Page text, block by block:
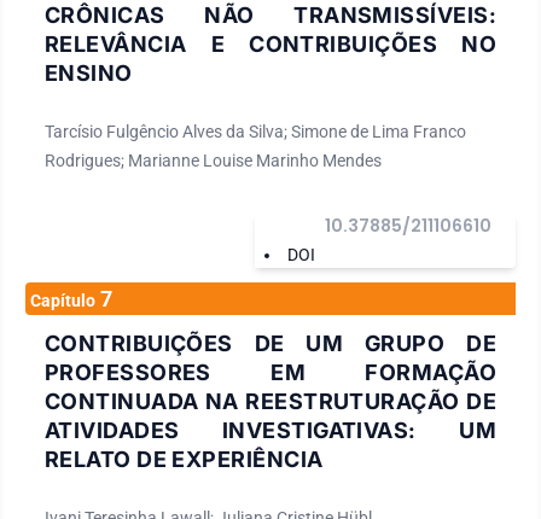
CRÔNICAS NÃO TRANSMISSÍVEIS:
RELEVÂNCIA E CONTRIBUIÇÕES NO
ENSINO
Tarcísio Fulgêncio Alves da Silva; Simone de Lima Franco
Rodrigues; Marianne Louise Marinho Mendes
DOI
10.37885/211106610
Capítulo 7
CONTRIBUIÇÕES DE UM GRUPO DE
PROFESSORES EM FORMAÇÃO
CONTINUADA NA REESTRUTURAÇÃO DE
ATIVIDADES INVESTIGATIVAS: UM
RELATO DE EXPERIÊNCIA